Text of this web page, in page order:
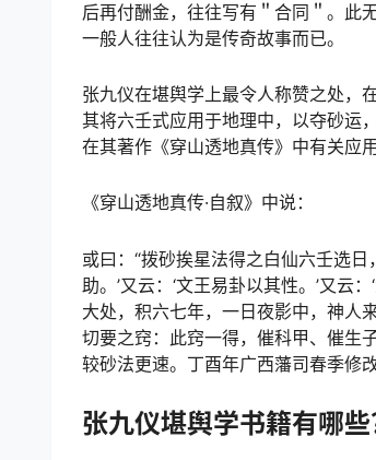
后再付酬金，往往写有＂合同＂。此
一般人往往认为是传奇故事而已。
张九仪在堪舆学上最令人称赞之处，
其将六壬式应用于地理中，以夺砂运
在其著作《穿山透地真传》中有关应
《穿山透地真传·自叙》中说：
或曰：“拨砂挨星法得之白仙六壬选
助。’又云：‘文王易卦以其性。’又云
大处，积六七年，一日夜影中，神人
切要之窍：此窍一得，催科甲、催生
较砂法更速。丁酉年广西藩司春季修
张九仪堪舆学书籍有哪些